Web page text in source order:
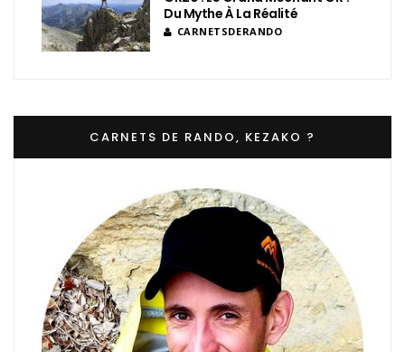
Du Mythe À La Réalité
CARNETSDERANDO
CARNETS DE RANDO, KEZAKO ?